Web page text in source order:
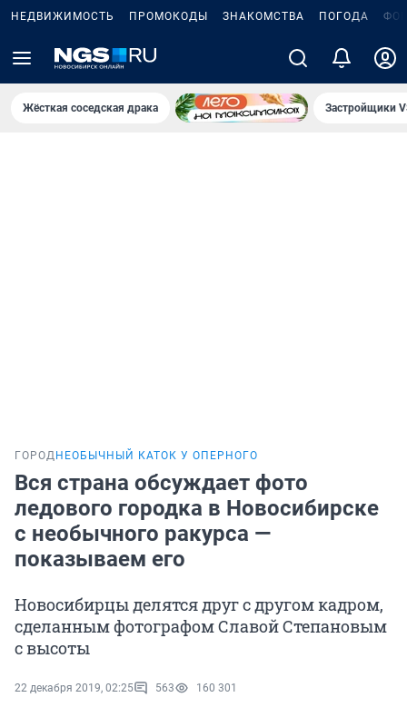
НЕДВИЖИМОСТЬ ПРОМОКОДЫ ЗНАКОМСТВА ПОГОДА
Жёсткая соседская драка Застройщики
ГОРОД НЕОБЫЧНЫЙ КАТОК У ОПЕРНОГО
Вся страна обсуждает фото
ледового городка в Новосибирске
с необычного ракурса —
показываем его
Новосибирцы делятся друг с другом кадром,
сделанным фотографом Славой Степановым
с высоты
22 декабря 2019, 02:25 563 160 301